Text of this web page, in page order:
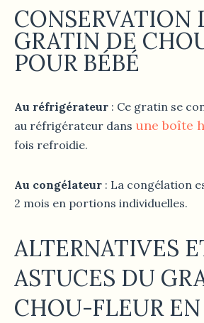
CONSERVATION
GRATIN DE
POUR BÉBÉ
Au réfrigérateur : Ce gratin se
au réfrigérateur dans une boîte
fois refroidie.
Au congélateur : La congélation
2 mois en portions individuelles.
ALTERNATIVES
ASTUCES DU
CHOU-FLEUR